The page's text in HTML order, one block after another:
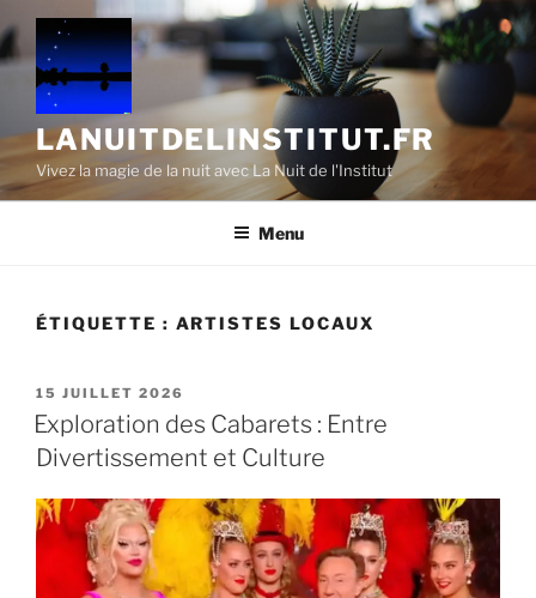
Aller
au
contenu
principal
LANUITDELINSTITUT.FR
Vivez la magie de la nuit avec La Nuit de l'Institut
Menu
ÉTIQUETTE : ARTISTES LOCAUX
PUBLIÉ
LE
15 JUILLET 2026
Exploration des Cabarets : Entre
Divertissement et Culture